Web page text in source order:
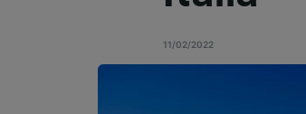
11/02/2022